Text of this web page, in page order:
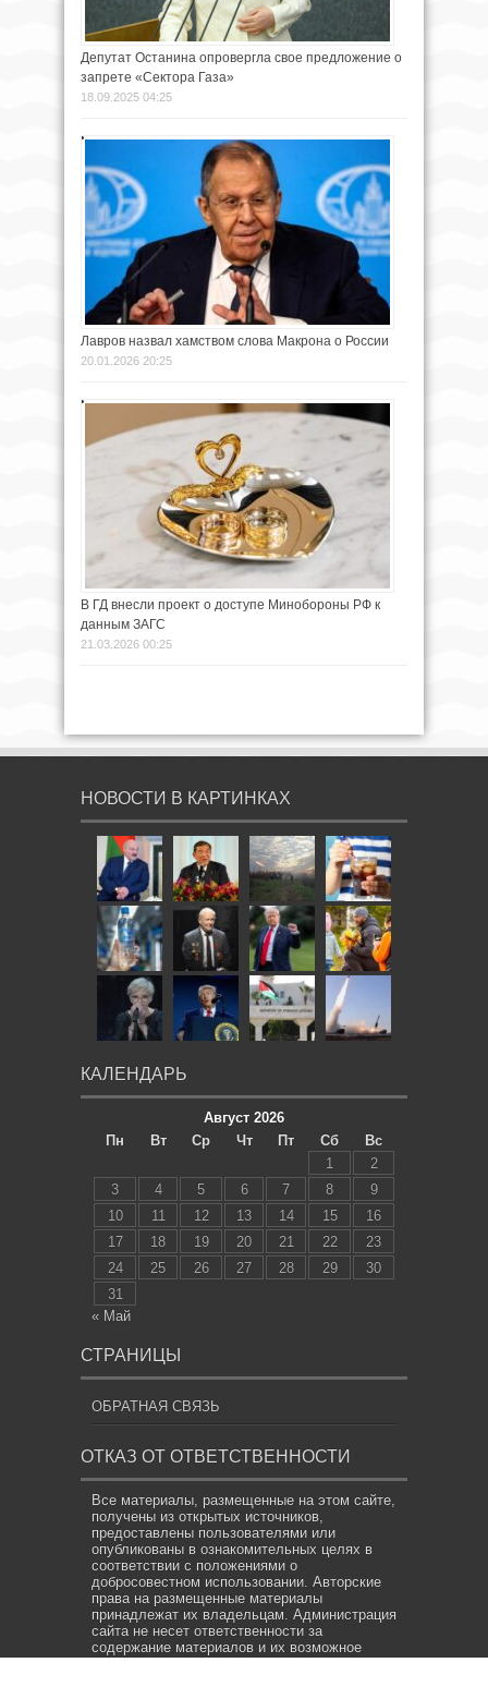
Депутат Останина опровергла свое предложение о
запрете «Сектора Газа»
18.09.2025 04:25
Лавров назвал хамством слова Макрона о России
20.01.2026 20:25
В ГД внесли проект о доступе Минобороны РФ к
данным ЗАГС
21.03.2026 00:25
НОВОСТИ В КАРТИНКАХ
КАЛЕНДАРЬ
Август 2026
Пн
Вт Ср Чт Пт Сб
Вс
1
2
3
4 5 6 7 8
9
10
11 12 13 14 15
16
17
18 19 20 21 22
23
24
25 26 27 28 29
30
31
« Май
СТРАНИЦЫ
ОБРАТНАЯ СВЯЗЬ
ОТКАЗ ОТ ОТВЕТСТВЕННОСТИ
Все материалы, размещенные на этом сайте,
получены из открытых источников,
предоставлены пользователями или
опубликованы в ознакомительных целях в
соответствии с положениями о
добросовестном использовании. Авторские
права на размещенные материалы
принадлежат их владельцам. Администрация
сайта не несет ответственности за
содержание материалов и их возможное